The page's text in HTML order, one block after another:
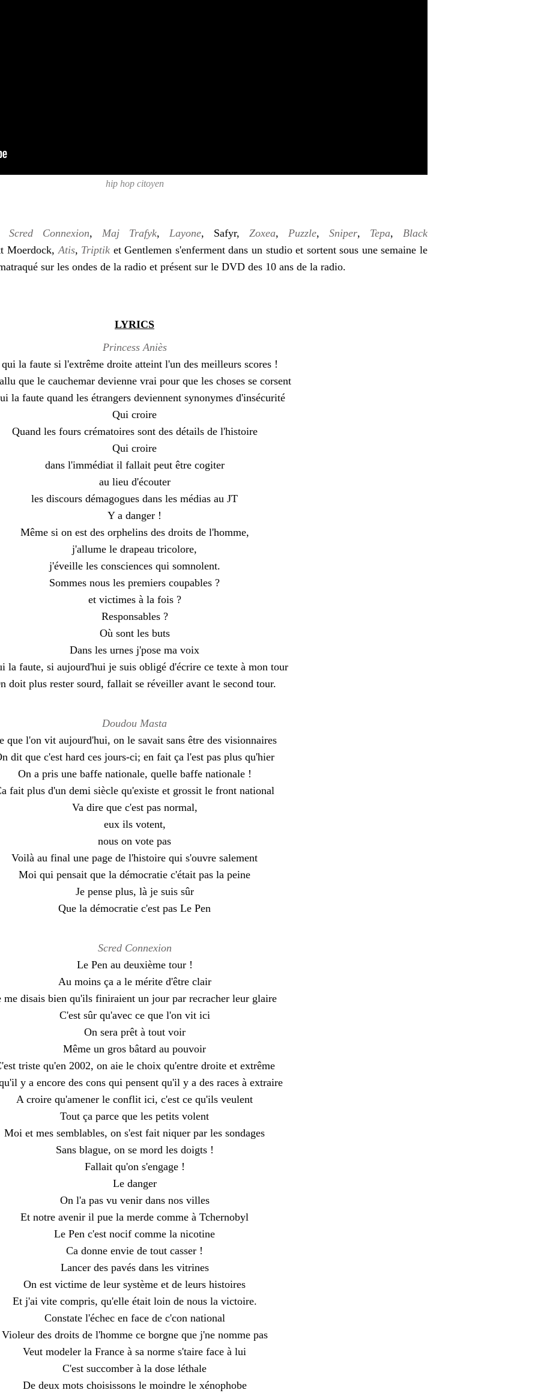
hip hop citoyen
Scred Connexion, Maj Trafyk, Layone, Safyr, Zoxea, Puzzle, Sniper, Tepa, Black
Moerdock,Atis, Triptik et Gentlemen s'enferment dans un studio et sortent sous une semaine le
sur les ondes de la radio et présent sur le DVD des 10 ans de la radio.
LYRICS
Princess Aniès
la faute si l'extrême droite atteint l'un des meilleurs scores !
que le cauchemar devienne vrai pour que les choses se corsent
la faute quand les étrangers deviennent synonymes d'insécurité
Qui croire
Quand les fours crématoires sont des détails de l'histoire
Qui croire
dans l'immédiat il fallait peut être cogiter
au lieu d'écouter
les discours démagogues dans les médias au JT
Y a danger !
Même si on est des orphelins des droits de l'homme,
j'allume le drapeau tricolore,
j'éveille les consciences qui somnolent.
Sommes nous les premiers coupables ?
et victimes à la fois ?
Responsables ?
Où sont les buts
Dans les urnes j'pose ma voix
la faute, si aujourd'hui je suis obligé d'écrire ce texte à mon tour
doit plus rester sourd, fallait se réveiller avant le second tour.
Doudou Masta
que l'on vit aujourd'hui, on le savait sans être des visionnaires
dit que c'est hard ces jours-ci; en fait ça l'est pas plus qu'hier
On a pris une baffe nationale, quelle baffe nationale !
fait plus d'un demi siècle qu'existe et grossit le front national
Va dire que c'est pas normal,
eux ils votent,
nous on vote pas
Voilà au final une page de l'histoire qui s'ouvre salement
Moi qui pensait que la démocratie c'était pas la peine
Je pense plus, là je suis sûr
Que la démocratie c'est pas Le Pen
Scred Connexion
Le Pen au deuxième tour !
Au moins ça a le mérite d'être clair
me disais bien qu'ils finiraient un jour par recracher leur glaire
C'est sûr qu'avec ce que l'on vit ici
On sera prêt à tout voir
Même un gros bâtard au pouvoir
triste qu'en 2002, on aie le choix qu'entre droite et extrême
y a encore des cons qui pensent qu'il y a des races à extraire
A croire qu'amener le conflit ici, c'est ce qu'ils veulent
Tout ça parce que les petits volent
Moi et mes semblables, on s'est fait niquer par les sondages
Sans blague, on se mord les doigts !
Fallait qu'on s'engage !
Le danger
On l'a pas vu venir dans nos villes
Et notre avenir il pue la merde comme à Tchernobyl
Le Pen c'est nocif comme la nicotine
Ca donne envie de tout casser !
Lancer des pavés dans les vitrines
On est victime de leur système et de leurs histoires
Et j'ai vite compris, qu'elle était loin de nous la victoire.
Constate l'échec en face de c'con national
Violeur des droits de l'homme ce borgne que j'ne nomme pas
Veut modeler la France à sa norme s'taire face à lui
C'est succomber à la dose léthale
De deux mots choisissons le moindre le xénophobe